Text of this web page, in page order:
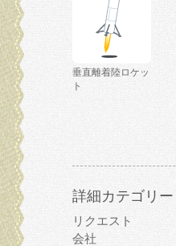
垂直離着陸ロケッ
ト
詳細カテゴリー
リクエスト
会社